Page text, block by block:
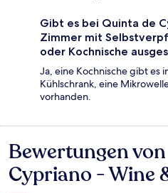
Gibt es bei Quinta de
Zimmer mit
oder Kochnische
Ja, eine Kochnische gibt es
Kühlschrank, eine
vorhanden.
Bewertungen
Bewertungen
Cypriano - Wine